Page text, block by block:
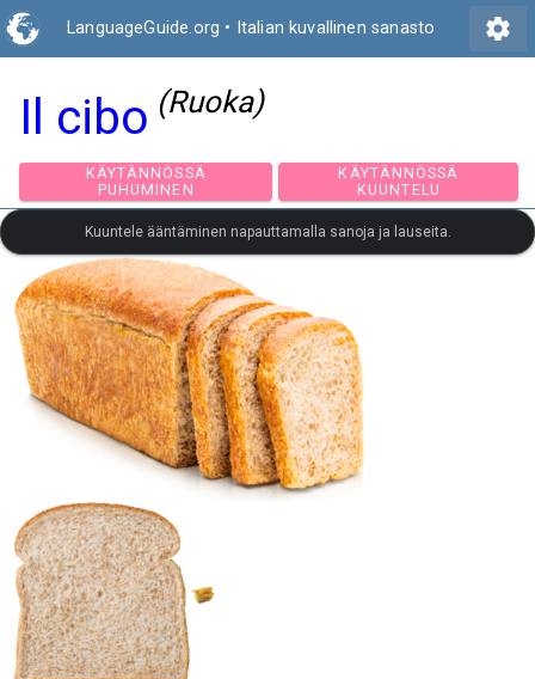
LanguageGuide.org • Italian kuvallinen sanasto settings
Il cibo (Ruoka)
KÄYTÄNNÖSSÄ
PUHUMINEN
KÄYTÄNNÖSSÄ
KUUNTELU
Kuuntele ääntäminen napauttamalla sanoja ja lauseita.